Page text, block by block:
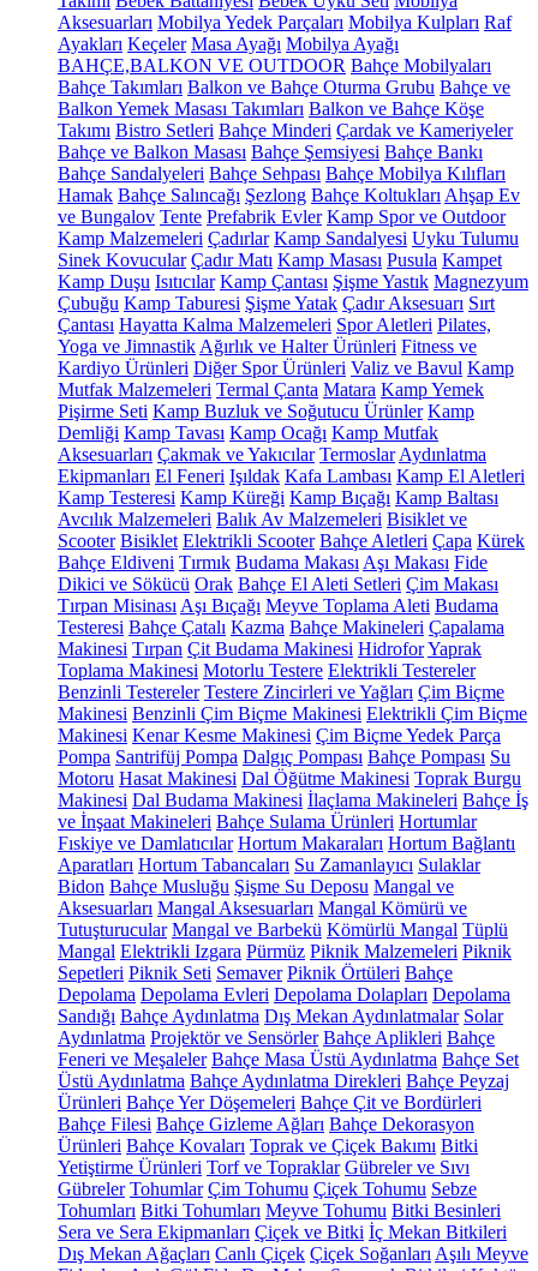
Aksesuarları Mobilya Yedek Parçaları Mobilya Kulpları Raf
Ayakları Keçeler Masa Ayağı Mobilya Ayağı
BAHÇE,BALKON VE OUTDOOR Bahçe Mobilyaları
Bahçe Takımları Balkon ve Bahçe Oturma Grubu Bahçe ve
Balkon Yemek Masası Takımları Balkon ve Bahçe Köşe
Takımı Bistro Setleri Bahçe Minderi Çardak ve Kameriyeler
Bahçe ve Balkon Masası Bahçe Şemsiyesi Bahçe Bankı
Bahçe Sandalyeleri Bahçe Sehpası Bahçe Mobilya Kılıfları
Hamak Bahçe Salıncağı Şezlong Bahçe Koltukları Ahşap Ev
ve Bungalov Tente Prefabrik Evler Kamp Spor ve Outdoor
Kamp Malzemeleri Çadırlar Kamp Sandalyesi Uyku Tulumu
Sinek Kovucular Çadır Matı Kamp Masası Pusula Kampet
Kamp Duşu Isıtıcılar Kamp Çantası Şişme Yastık Magnezyum
Çubuğu Kamp Taburesi Şişme Yatak Çadır Aksesuarı Sırt
Çantası Hayatta Kalma Malzemeleri Spor Aletleri Pilates,
Yoga ve Jimnastik Ağırlık ve Halter Ürünleri Fitness ve
Kardiyo Ürünleri Diğer Spor Ürünleri Valiz ve Bavul Kamp
Mutfak Malzemeleri Termal Çanta Matara Kamp Yemek
Pişirme Seti Kamp Buzluk ve Soğutucu Ürünler Kamp
Demliği Kamp Tavası Kamp Ocağı Kamp Mutfak
Aksesuarları Çakmak ve Yakıcılar Termoslar Aydınlatma
Ekipmanları El Feneri Işıldak Kafa Lambası Kamp El Aletleri
Kamp Testeresi Kamp Küreği Kamp Bıçağı Kamp Baltası
Avcılık Malzemeleri Balık Av Malzemeleri Bisiklet ve
Scooter Bisiklet Elektrikli Scooter Bahçe Aletleri Çapa Kürek
Bahçe Eldiveni Tırmık Budama Makası Aşı Makası Fide
Dikici ve Sökücü Orak Bahçe El Aleti Setleri Çim Makası
Tırpan Misinası Aşı Bıçağı Meyve Toplama Aleti Budama
Testeresi Bahçe Çatalı Kazma Bahçe Makineleri Çapalama
Makinesi Tırpan Çit Budama Makinesi HidroforYaprak
Toplama Makinesi Motorlu Testere Elektrikli Testereler
Benzinli Testereler Testere Zincirleri ve Yağları Çim Biçme
Makinesi Benzinli Çim Biçme Makinesi Elektrikli Çim Biçme
Makinesi Kenar Kesme Makinesi Çim Biçme Yedek Parça
Pompa Santrifüj Pompa Dalgıç Pompası Bahçe Pompası Su
Motoru Hasat Makinesi Dal Öğütme Makinesi Toprak Burgu
Makinesi Dal Budama Makinesi İlaçlama Makineleri Bahçe İş
ve İnşaat Makineleri Bahçe Sulama Ürünleri Hortumlar
Fıskiye ve Damlatıcılar Hortum Makaraları Hortum Bağlantı
Aparatları Hortum Tabancaları Su Zamanlayıcı Sulaklar
Bidon Bahçe Musluğu Şişme Su Deposu Mangal ve
Aksesuarları Mangal Aksesuarları Mangal Kömürü ve
Tutuşturucular Mangal ve Barbekü Kömürlü Mangal Tüplü
Mangal Elektrikli Izgara Pürmüz Piknik Malzemeleri Piknik
Sepetleri Piknik Seti Semaver Piknik Örtüleri Bahçe
Depolama Depolama Evleri Depolama Dolapları Depolama
Sandığı Bahçe Aydınlatma Dış Mekan Aydınlatmalar Solar
Aydınlatma Projektör ve Sensörler Bahçe Aplikleri Bahçe
Feneri ve Meşaleler Bahçe Masa Üstü Aydınlatma Bahçe Set
Üstü Aydınlatma Bahçe Aydınlatma Direkleri Bahçe Peyzaj
Ürünleri Bahçe Yer Döşemeleri Bahçe Çit ve Bordürleri
Bahçe Filesi Bahçe Gizleme Ağları Bahçe Dekorasyon
Ürünleri Bahçe Kovaları Toprak ve Çiçek Bakımı Bitki
Yetiştirme Ürünleri Torf ve Topraklar Gübreler ve Sıvı
Gübreler Tohumlar Çim Tohumu Çiçek Tohumu Sebze
Tohumları Bitki Tohumları Meyve Tohumu Bitki Besinleri
Sera ve Sera Ekipmanları Çiçek ve Bitki İç Mekan Bitkileri
Dış Mekan Ağaçları Canlı Çiçek Çiçek Soğanları Aşılı Meyve